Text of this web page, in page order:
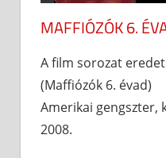
MAFFIÓZÓK 6.
A film sorozat
(Maffiózók 6. évad)
Amerikai gengszter,
2008.